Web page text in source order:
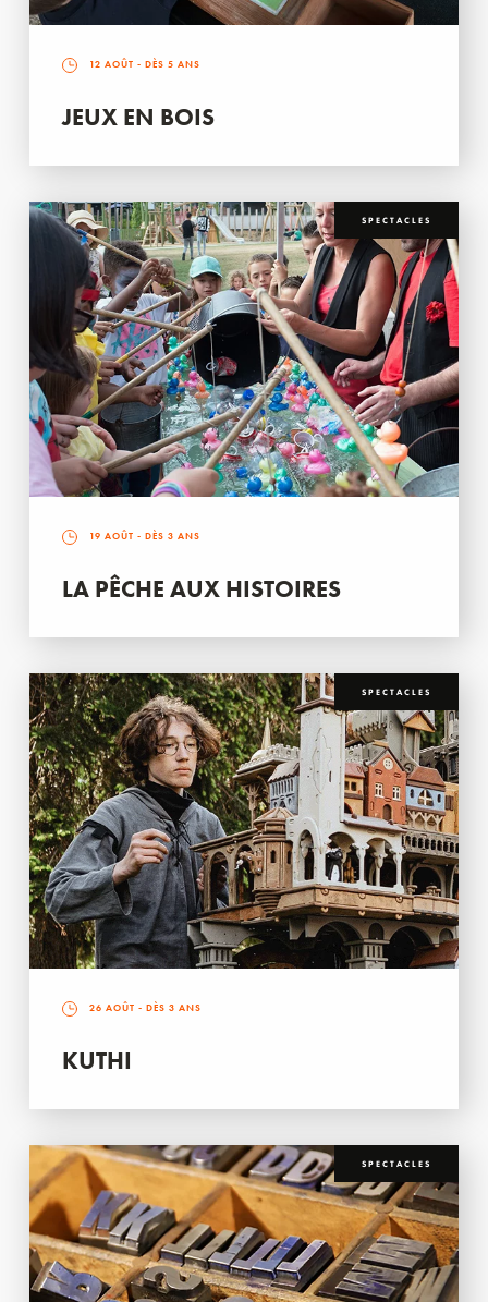
12 AOÛT - DÈS 5 ANS
JEUX EN BOIS
SPECTACLES
19 AOÛT - DÈS 3 ANS
LA PÊCHE AUX HISTOIRES
SPECTACLES
26 AOÛT - DÈS 3 ANS
KUTHI
SPECTACLES